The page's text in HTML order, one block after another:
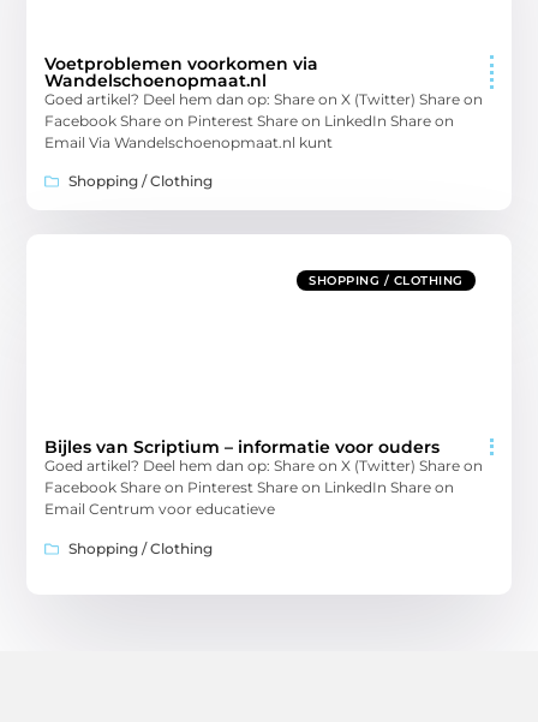
Voetproblemen voorkomen via
Wandelschoenopmaat.nl
Goed artikel? Deel hem dan op: Share on X (Twitter) Share on
Facebook Share on Pinterest Share on LinkedIn Share on
Email Via Wandelschoenopmaat.nl kunt
Shopping / Clothing
SHOPPING / CLOTHING
Bijles van Scriptium – informatie voor ouders
Goed artikel? Deel hem dan op: Share on X (Twitter) Share on
Facebook Share on Pinterest Share on LinkedIn Share on
Email Centrum voor educatieve
Shopping / Clothing